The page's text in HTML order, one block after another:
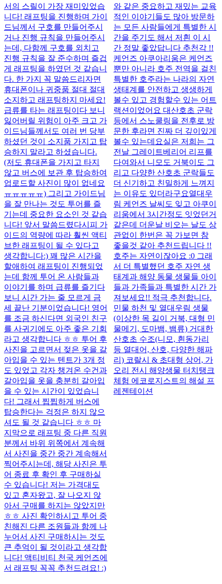
서의 스릴이 가장 재미있었습
니다! 래프팅을 진행하며 가이
드님께서 구호를 만들어주시
거나 진행 규칙을 만들어주시
는데, 다함께 구호를 외치고
진행 규칙을 잘 준수하며 즐겁
게 래프팅을 하였던 것 같습니
다. 한 가지 꼭 말씀드리자면
휴대폰이나 귀중품 절대 절대
소지하고 래프팅하지 마세요!
급류를 타는 래프팅이다 보니
잃어버릴 위험이 아주 크고 가
이드님들께서도 여러 번 당부
하셨던 것이 소지품 가지고 탑
승하지 말라고 하셨습니다.
(저도 휴대폰을 가지고 타지
않고 버스에 보관 후 탑승하여
업로드할 사진이 많이 없네요
ㅠㅠㅠㅠㅠ) 그리고 가이드님
을 잘 만나는 것도 투어를 즐
기는데 중요한 요소인 것 같습
니다! 앞서 말씀드렸다시피 가
이드의 역량에 따라 훨씬 액티
브한 래프팅이 될 수 있다고
생각합니다:) 꽤 많은 시간을
할애하여 래프팅이 진행되었
는데 함께 투어 온 사람들과
이야기를 하며 급류를 즐기다
보니 시간 가는 줄 모르게 금
세 끝난 기분이었습니다! 영어
를 조금 하신다면 외국인 친구
를 사귀기에도 아주 좋은 기회
라고 생각합니다 ㅎㅎ 투어 후
사진을 고르면서 젖은 옷을 갈
아입을 수 있는 텐트가 3개 정
도 있었고 각자 챙겨온 수건과
갈아입을 옷을 충분히 갈아입
을 수 있는 시간이 있었습니
다! 그래서 찝찝하게 버스에
탑승한다는 걱정은 하지 않으
셔도 될 것 같습니다 ㅎㅎ 마
지막으로 래프팅 중 다른 직원
분께서 바위 위쪽에서 계속해
서 사진을 중간 중간 계속해서
찍어주시는데, 해당 사진은 투
어 종료 후 확인 후 구매하실
수 있습니다! 저는 가격대도
있고 혼자왔고, 잘 나오지 않
아서 구매를 하지는 않았지만
ㅎㅎ 사진 확인하시고 투어 중
친해진 다른 조원들과 함께 나
누어서 사진 구매하시는 것도
큰 추억이 될 것이라고 생각합
니다! 액티비티 천국 케언즈에
서 래프팅 꼭꼭 추천드려요! :)
와 같은 중요하고 재밌는 교육
적인 이야기들도 많아 방문하
는 모든 사람들에게 특별한 시
간을 주기도 해서 저흰 이 시
간 정말 좋았답니다 추천각 !!
케언즈 아쿠아리움은 케언즈
뿐만 아니라 호주 전역을 걸친
특별한 호주라는 나라의 자연
생태계를 안전하고 생생하게
볼수 있고 경험할수 있는 어트
랙션이었어요 대산호초 군락
등에서 스노쿨링을 전후로 방
문한 후라면 진짜 더 깊이있게
볼수 있는데요 ​ 실은 저희는 그
전날 그레이트베리어 리프를
다여와서 니모도 거북이도 그
리고 다양한 산호초 군락들도
더 신기하고 친밀하게 느껴지
는 이유도 있더라구요 ​ ​ ​ 열대우
림 케언즈 날씨도 잊고 아쿠이
리움에서 3시간정도 잇었던거
같은데 더운날 비오는 날도 상
관없이 한번은 꼭 가보면 참
좋을것 같아 추천드립니다 !! ​
호주는 자연이잖아요 :0 그래
서 더 특별했던 호주 자연 생
태계과 해양 동물 생물들 아이
들과 가족들과 특별한 시간 가
져보세요!! 적극 추천합니다.
민물 하천 및 열대우림 생물
(이상한 목 길이 거북, 대형 민
물메기, 도마뱀, 뱀류) 거대한
산호초 수조(니모, 흰동가리
등 열대어, 산호, 다양한 해파
리) 코랄시 & 초대형 상어, 가
오리 전시 해양생물 터치탱크
체험 에코로지스트의 해설 프
레젠테이션